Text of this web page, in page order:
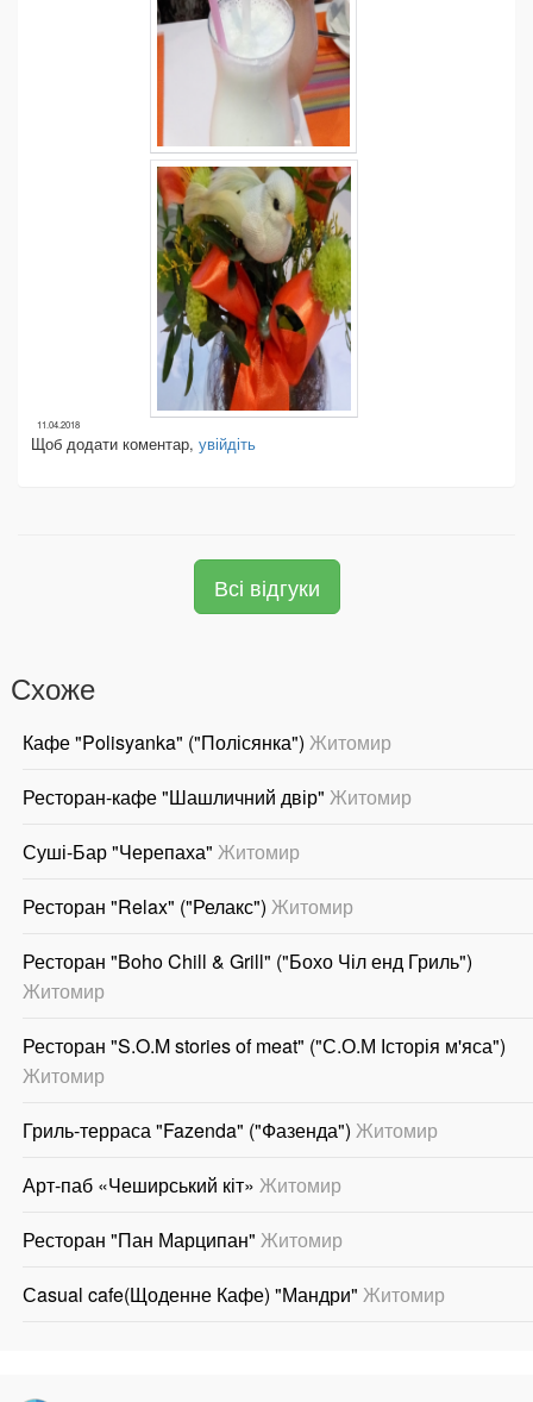
11.04.2018
Щоб додати коментар, увійдіть
Всі відгуки
Схоже
Кафе "Polisyanka" ("Полісянка") Житомир
Ресторан-кафе "Шашличний двір" Житомир
Суші-Бар "Черепаха" Житомир
Ресторан "Relax" ("Релакс") Житомир
Ресторан "Boho Chill & Grill" ("Бохо Чіл енд Гриль")
Житомир
Ресторан "S.O.M stories of meat" ("С.О.М Історія м'яса")
Житомир
Гриль-терраса "Fazenda" ("Фазенда") Житомир
Арт-паб «Чеширський кіт» Житомир
Ресторан "Пан Марципан" Житомир
Сasual cafe(Щоденне Кафе) "Мандри" Житомир